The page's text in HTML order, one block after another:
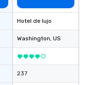
Hotel de lujo
Washington, US
237